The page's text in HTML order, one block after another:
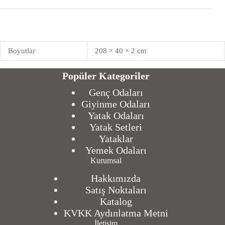
Boyutlar 208 × 40 × 2 cm
Popüler Kategoriler
Genç Odaları
Giyinme Odaları
Yatak Odaları
Yatak Setleri
Yataklar
Yemek Odaları
Kurumsal
Hakkımızda
Satış Noktaları
Katalog
KVKK Aydınlatma Metni
İletişim